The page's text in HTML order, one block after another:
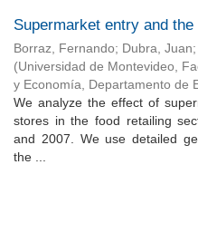
Supermarket entry and
Borraz, Fernando; Dubra, Juan;
(Universidad de Montevideo,
y Economía, Departamento de
We analyze the effect of
stores in the food retailing
and 2007. We use detailed
the ...